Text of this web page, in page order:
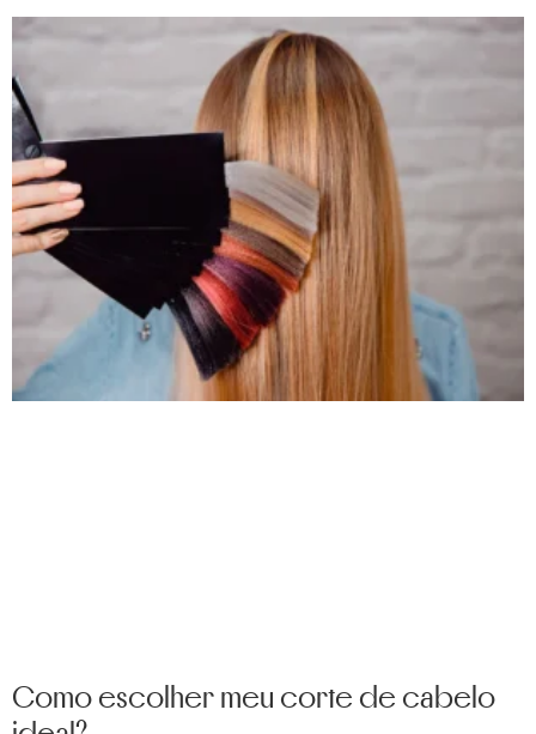
Como escolher meu corte de cabelo